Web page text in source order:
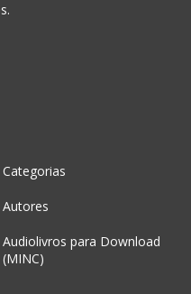
Categorias
Autores
Audiolivros para Download
(MINC)